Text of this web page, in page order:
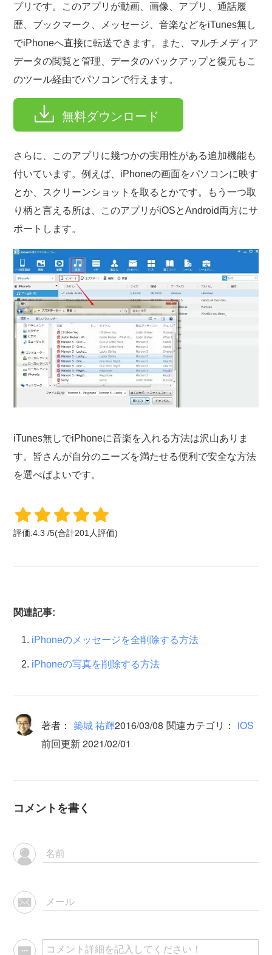
プリです。このアプリが動画、画像、アプリ、通話履
歴、ブックマーク、メッセージ、音楽などをiTunes無し
でiPhoneへ直接に転送できます。また、マルチメディア
データの閲覧と管理、データのバックアップと復元もこ
のツール経由でパソコンで行えます。
無料ダウンロード
さらに、このアプリに幾つかの実用性がある追加機能も
付いています。例えば、iPhoneの画面をパソコンに映す
とか、スクリーンショットを取るとかです。もう一つ取
り柄と言える所は、このアプリがiOSとAndroid両方にサ
ポートします。
iTunes無しでiPhoneに音楽を入れる方法は沢山ありま
す。皆さんが自分のニーズを満たせる便利で安全な方法
を選べばよいです。
評価:4.3 /5(合計201 人評価)
関連記事:
iPhoneのメッセージを全削除する方法
iPhoneの写真を削除する方法
著者： 築城 祐輝2016/03/08 関連カテゴリ： iOS
前回更新 2021/02/01
コメントを書く